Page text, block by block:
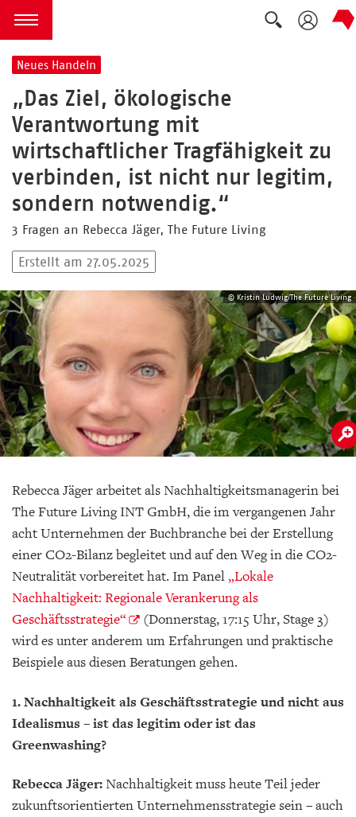
zum Inhalt springen
Menü öffnen
Suche
Neues Handeln
„Das Ziel, ökologische
Verantwortung mit
wirtschaftlicher Tragfähigkeit zu
verbinden, ist nicht nur legitim,
sondern notwendig.“
3 Fragen an Rebecca Jäger, The Future Living
Erstellt am 27.05.2025
© Kristin Ludwig/The Future Living
Rebecca Jäger arbeitet als Nachhaltigkeitsmanagerin bei
The Future Living INT GmbH, die im vergangenen Jahr
acht Unternehmen der Buchbranche bei der Erstellung
einer CO2-Bilanz begleitet und auf den Weg in die CO2-
Neutralität vorbereitet hat. Im Panel „Lokale
Nachhaltigkeit: Regionale Verankerung als
Geschäftsstrategie“
(Donnerstag, 17:15 Uhr, Stage 3)
wird es unter anderem um Erfahrungen und praktische
Beispiele aus diesen Beratungen gehen.
1. Nachhaltigkeit als Geschäftsstrategie und nicht aus
Idealismus – ist das legitim oder ist das
Greenwashing?
Rebecca Jäger:Nachhaltigkeit muss heute Teil jeder
zukunftsorientierten Unternehmensstrategie sein – auch